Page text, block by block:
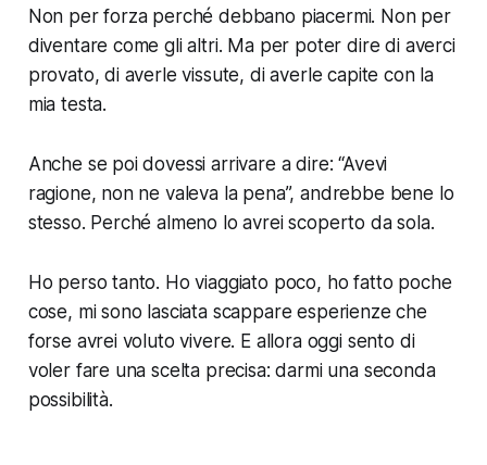
Non per forza perché debbano piacermi. Non per
diventare come gli altri. Ma per poter dire di averci
provato, di averle vissute, di averle capite con la
mia testa.
Anche se poi dovessi arrivare a dire: “Avevi
ragione, non ne valeva la pena”, andrebbe bene lo
stesso. Perché almeno lo avrei scoperto da sola.
Ho perso tanto. Ho viaggiato poco, ho fatto poche
cose, mi sono lasciata scappare esperienze che
forse avrei voluto vivere. E allora oggi sento di
voler fare una scelta precisa: darmi una seconda
possibilità.